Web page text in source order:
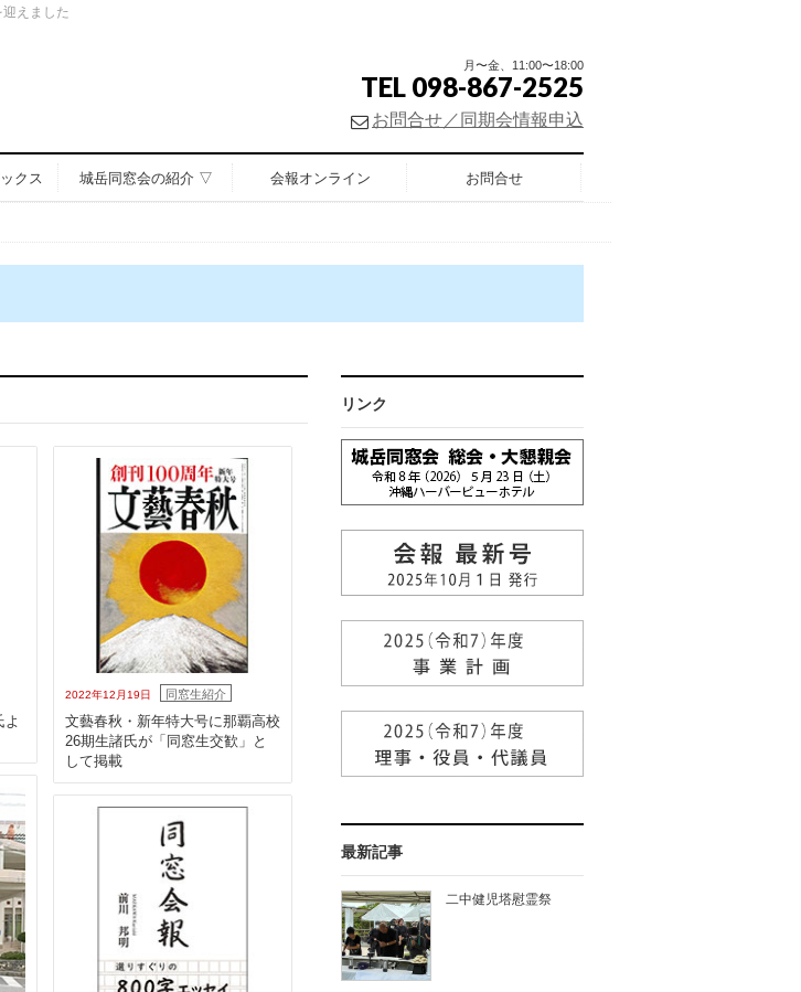
えました
月〜金、11:00〜18:00
TEL 098-867-2525
お問合せ／同期会情報申込
クス 城岳同窓会の紹介 ▽ 会報オンライン お問合せ
2022年12月19日 同窓生紹介
文藝春秋・新年特大号に那覇高校
26期生諸氏が「同窓生交歓」と
して掲載
リンク
最新記事
二中健児塔慰霊祭